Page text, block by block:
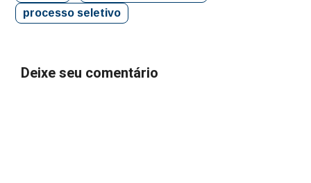
processo seletivo
Deixe seu comentário